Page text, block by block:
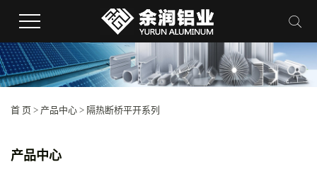
首 页 > 产品中心 > 隔热断桥平开系列
产品中心